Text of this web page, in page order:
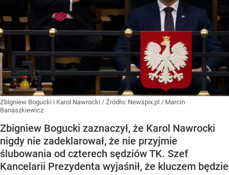
Zbigniew Bogucki i Karol Nawrocki / Źródło: Newspix.pl / Marcin
Banaszkiewicz
Zbigniew Bogucki zaznaczył, że Karol Nawrocki
nigdy nie zadeklarował, że nie przyjmie
ślubowania od czterech sędziów TK. Szef
Kancelarii Prezydenta wyjaśnił, że kluczem będzie